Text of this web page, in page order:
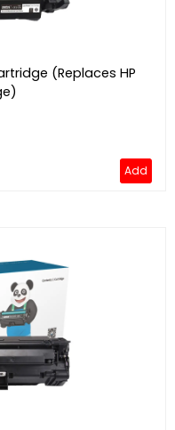
(Replaces HP
Add